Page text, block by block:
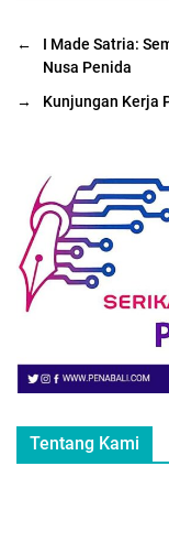
←
I Made Satria:
Nusa Penida
→
Kunjungan Kerja
Tentang Kami